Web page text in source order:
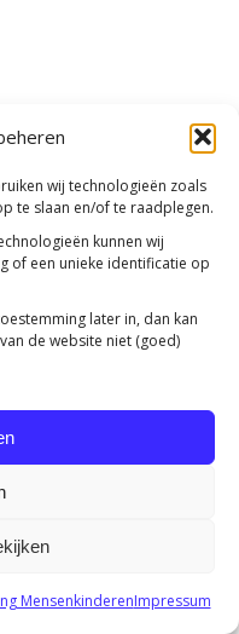
wij technologieën zoals
te slaan en/of te raadplegen.
kunnen wij
of een unieke identificatie op
later in, dan kan
de website niet (goed)
MensenkinderenImpressum